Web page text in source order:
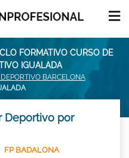
FORMATIVO CURSO DE
IGUALADA
BARCELONA
Deportivo por
FP BADALONA